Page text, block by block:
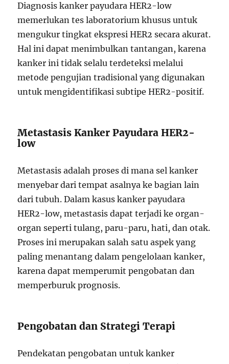
Diagnosis kanker payudara HER2-low
memerlukan tes laboratorium khusus untuk
mengukur tingkat ekspresi HER2 secara akurat.
Hal ini dapat menimbulkan tantangan, karena
kanker ini tidak selalu terdeteksi melalui
metode pengujian tradisional yang digunakan
untuk mengidentifikasi subtipe HER2-positif.
Metastasis Kanker Payudara HER2-
low
Metastasis adalah proses di mana sel kanker
menyebar dari tempat asalnya ke bagian lain
dari tubuh. Dalam kasus kanker payudara
HER2-low, metastasis dapat terjadi ke organ-
organ seperti tulang, paru-paru, hati, dan otak.
Proses ini merupakan salah satu aspek yang
paling menantang dalam pengelolaan kanker,
karena dapat memperumit pengobatan dan
memperburuk prognosis.
Pengobatan dan Strategi Terapi
Pendekatan pengobatan untuk kanker